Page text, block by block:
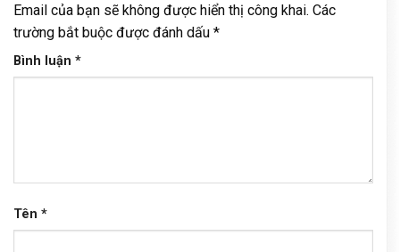
Email của bạn sẽ không được hiển thị công khai. Các
trường bắt buộc được đánh dấu *
Bình luận *
Tên *